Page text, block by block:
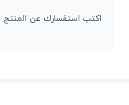
اكتب استفسارك عن المنتج